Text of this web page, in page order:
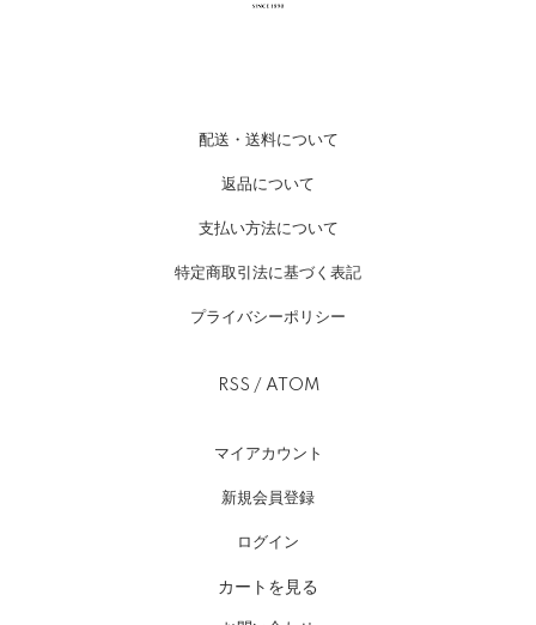
配送・送料について
返品について
支払い方法について
特定商取引法に基づく表記
プライバシーポリシー
RSS / ATOM
マイアカウント
新規会員登録
ログイン
カートを見る